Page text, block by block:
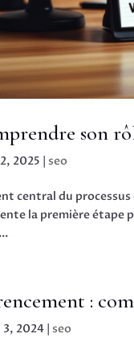
son
2025 |seo
central du
la première étape
:
3, 2024 |seo